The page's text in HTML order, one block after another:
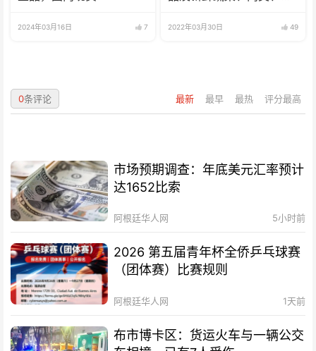
2024年03月16日 7 2022年03月30日 49
最新 最早 最热 评分最高
0条评论
市场预期调查：年底美元汇率预计
达1652比索
阿根廷华人网 5小时前
2026 第五届青年杯全侨乒乓球赛
（团体赛）比赛规则
阿根廷华人网 1天前
布市博卡区：货运火车与一辆公交